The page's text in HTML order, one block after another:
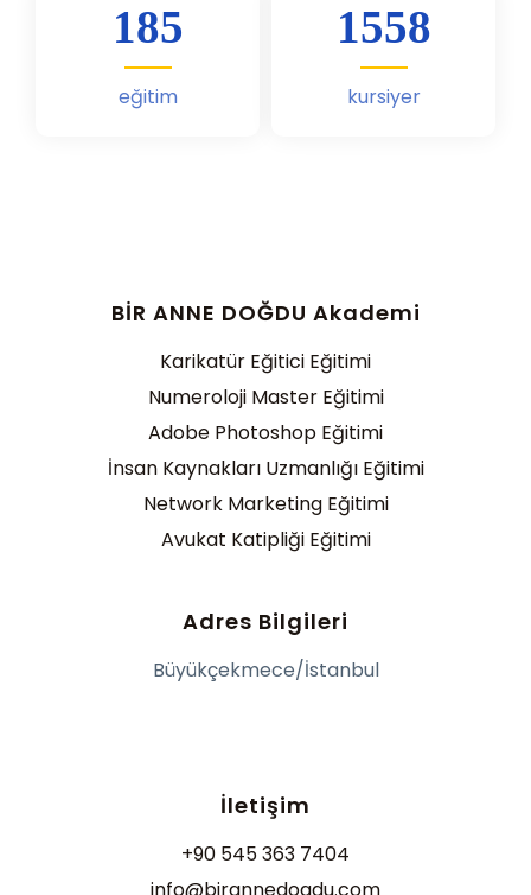
212
eğitim
1786
kursiyer
BİR ANNE DOĞDU Akademi
Karikatür Eğitici Eğitimi
Numeroloji Master Eğitimi
Adobe Photoshop Eğitimi
İnsan Kaynakları Uzmanlığı Eğitimi
Network Marketing Eğitimi
Avukat Katipliği Eğitimi
Adres Bilgileri
Büyükçekmece/İstanbul
İletişim
+90 545 363 7404